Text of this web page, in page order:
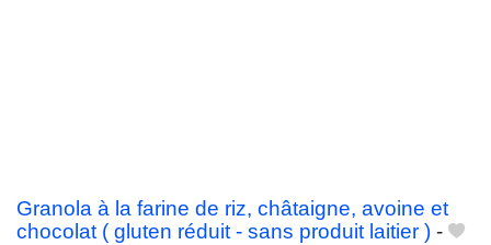
Granola à la farine de riz, châtaigne, avoine et
chocolat ( gluten réduit - sans produit laitier ) -